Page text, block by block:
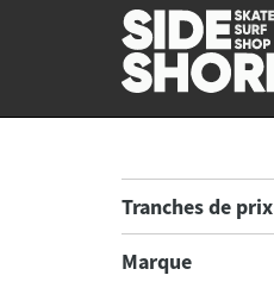
Tranches de prix
Marque